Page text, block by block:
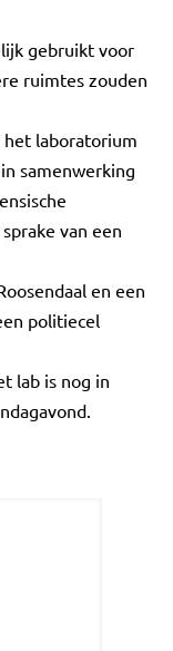
gebruikt voor
ruimtes zouden
laboratorium
samenwerking
van een
en een
politiecel
lab is nog in